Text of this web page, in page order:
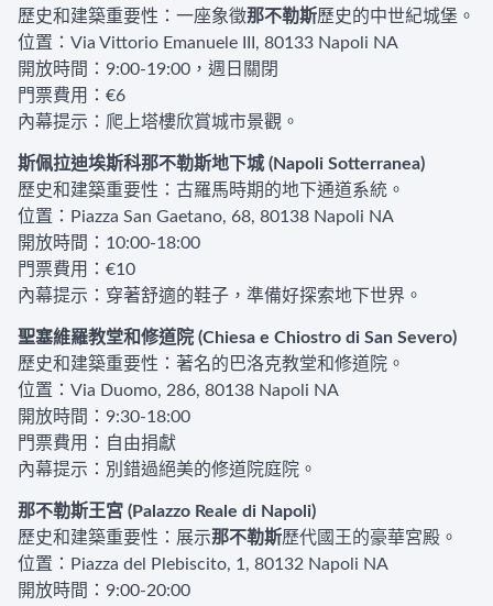
歷史和建築重要性：一座象徵那不勒斯歷史的中世紀城堡。
位置：Via Vittorio Emanuele III, 80133 Napoli NA
開放時間：9:00-19:00，週日關閉
門票費用：€6
內幕提示：爬上塔樓欣賞城市景觀。
斯佩拉迪埃斯科那不勒斯地下城 (Napoli Sotterranea)
歷史和建築重要性：古羅馬時期的地下通道系統。
位置：Piazza San Gaetano, 68, 80138 Napoli NA
開放時間：10:00-18:00
門票費用：€10
內幕提示：穿著舒適的鞋子，準備好探索地下世界。
聖塞維羅教堂和修道院 (Chiesa e Chiostro di San Severo)
歷史和建築重要性：著名的巴洛克教堂和修道院。
位置：Via Duomo, 286, 80138 Napoli NA
開放時間：9:30-18:00
門票費用：自由捐獻
內幕提示：別錯過絕美的修道院庭院。
那不勒斯王宮 (Palazzo Reale di Napoli)
歷史和建築重要性：展示那不勒斯歷代國王的豪華宮殿。
位置：Piazza del Plebiscito, 1, 80132 Napoli NA
開放時間：9:00-20:00